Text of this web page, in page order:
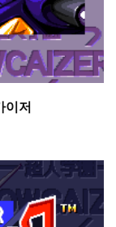
이저